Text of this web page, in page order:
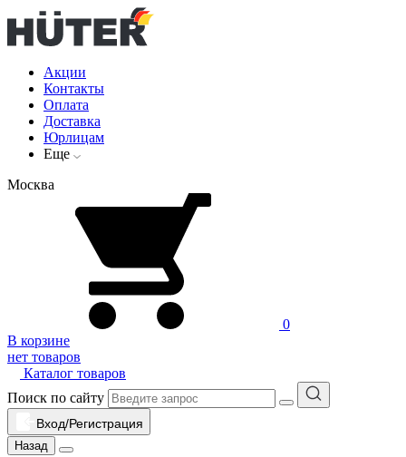
Акции
Контакты
Оплата
Доставка
Юрлицам
Еще
Москва
0
В корзине
нет товаров
Каталог товаров
Поиск по сайту
Вход/Регистрация
Назад